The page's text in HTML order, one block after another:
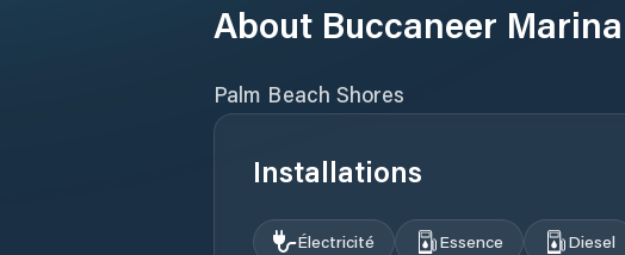
About Buccaneer Marina
Palm Beach Shores
Installations
Électricité Essence Diesel